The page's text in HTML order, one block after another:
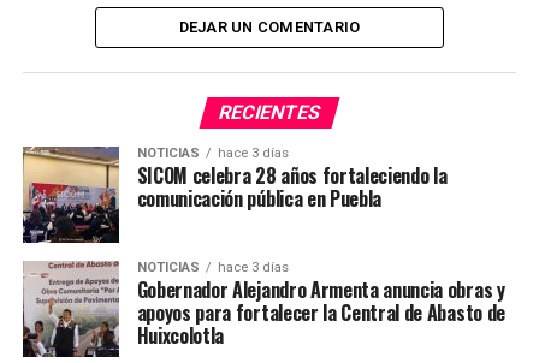
área de judo y aulas con enfoque en rendimiento mental,
idiomas y prevención de lesiones.
El titular de Infraestructura resaltó que “esta obra no
representa sólo concreto, aquí se impulsan sueños de
deportistas”. La UDEP tendrá capacidad para mil 500
estudiantes en 61 mil 750 metros cuadrados y generará
700 empleos.
#SICOMAcatzingo#DeporteConBienestar
TEMAS RELACIONADOS
DEJAR UN COMENTARIO
RECIENTES
NOTICIAS hace 3 días
SICOM celebra 28 años fortaleciendo la
comunicación pública en Puebla
NOTICIAS hace 3 días
Gobernador Alejandro Armenta anuncia obras y
apoyos para fortalecer la Central de Abasto de
Huixcolotla